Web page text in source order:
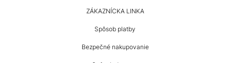
ZÁKAZNÍCKA LINKA
Spôsob platby
Bezpečné nakupovanie